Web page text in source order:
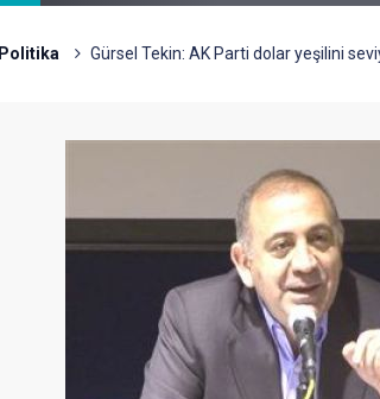
Politika Gürsel Tekin: AK Parti dolar yeşilini